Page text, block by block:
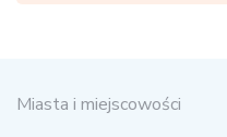
Miasta i miejscowości